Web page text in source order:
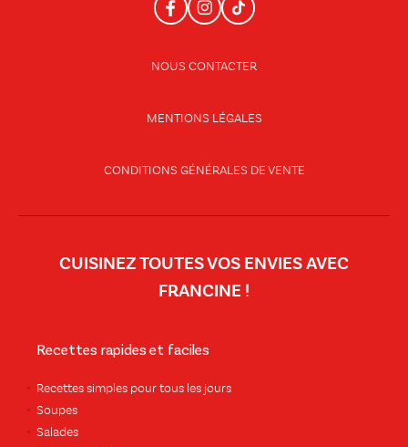
NOUS CONTACTER
MENTIONS LÉGALES
CONDITIONS GÉNÉRALES DE VENTE
CUISINEZ TOUTES VOS ENVIES AVEC
FRANCINE !
Recettes rapides et faciles
Recettes simples pour tous les jours
Soupes
Salades